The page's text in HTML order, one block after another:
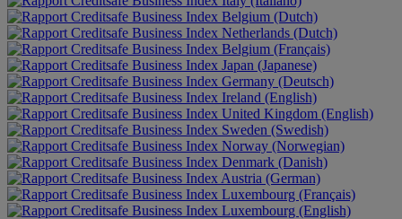
Belgium (Dutch)
Netherlands (Dutch)
Belgium (Français)
Japan (Japanese)
Germany (Deutsch)
Ireland (English)
United Kingdom (English)
Sweden (Swedish)
Norway (Norwegian)
Denmark (Danish)
Austria (German)
Luxembourg (Français)
Luxembourg (English)